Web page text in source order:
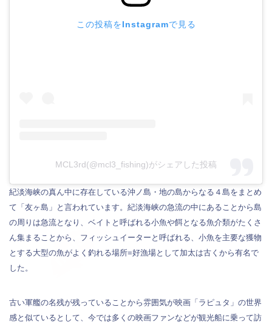
この投稿をInstagramで見る
MCL3rd(@mcl3_fishing)がシェアした投稿
紀淡海峡の真ん中に存在している沖ノ島・地の島からなる４島をまとめ
て「友ヶ島」と言われています。紀淡海峡の急流の中にあることから島
の周りは急流となり、ベイトと呼ばれる小魚や餌となる魚介類がたくさ
ん集まることから、フィッシュイーターと呼ばれる、小魚を主要な獲物
とする大型の魚がよく釣れる場所=好漁場として加太は古くから有名で
した。
古い軍艦の名残が残っていることから雰囲気が映画「ラピュタ」の世界
感と似ているとして、今では多くの映画ファンなどが観光船に乗って訪